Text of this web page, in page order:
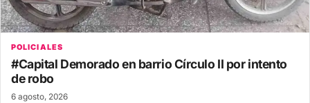
POLICIALES
#Capital Demorado en barrio Círculo II por intento
de robo
6 agosto, 2026